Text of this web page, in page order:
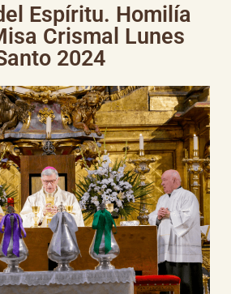
Espíritu. Homilía
Crismal Lunes
2024